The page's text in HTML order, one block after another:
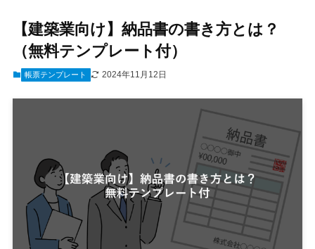
【建築業向け】納品書の書き方とは？
（無料テンプレート付）
帳票テンプレート 2024年11月12日